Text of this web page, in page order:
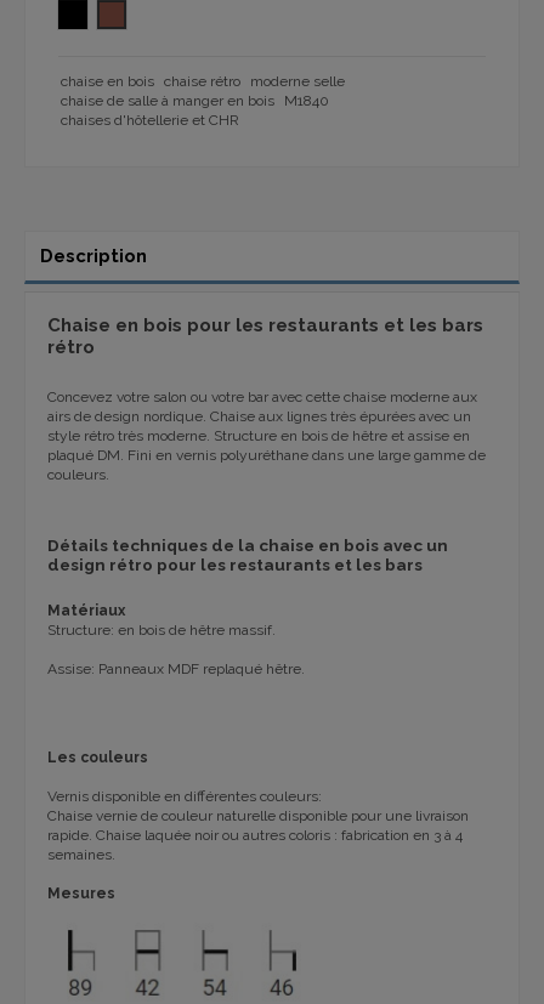
chaise en bois chaise rétro
moderne selle
chaise de salle à manger en bois
M1840
chaises d'hôtellerie et CHR
Description
Chaise en bois pour les restaurants et les bars
rétro
Concevez votre salon ou votre bar avec cette chaise moderne aux
airs de design nordique. Chaise aux lignes très épurées avec un
style rétro très moderne. Structure en bois de hêtre et assise en
plaqué DM. Fini en vernis polyuréthane dans une large gamme de
couleurs.
Détails techniques de la chaise en bois avec un
design rétro pour les restaurants et les bars
Matériaux
Structure: en bois de hêtre massif.
Assise: Panneaux MDF replaqué hêtre.
Les couleurs
Vernis disponible en différentes couleurs:
Chaise vernie de couleur naturelle disponible pour une livraison
rapide. Chaise laquée noir ou autres coloris : fabrication en 3 à 4
semaines.
Mesures